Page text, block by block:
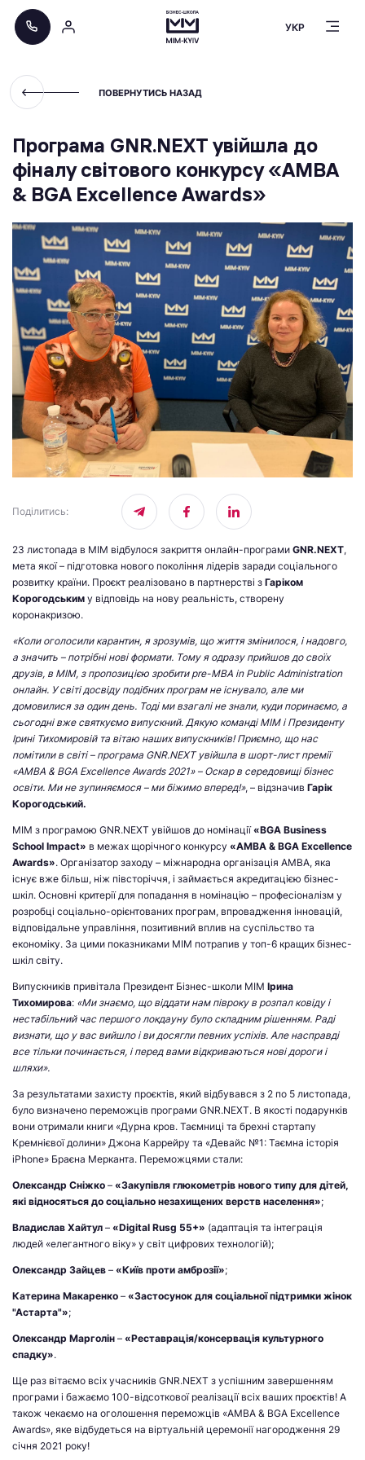
УКР
ПОВЕРНУТИСЬ НАЗАД
Програма GNR.NEXT увійшла до
фіналу світового конкурсу «AMBA
& BGA Excellence Awards»
Поділитись:
23 листопада в МІМ відбулося закриття онлайн-програми GNR.NEXT,
мета якої – підготовка нового покоління лідерів заради соціального
розвитку країни. Проєкт реалізовано в партнерстві з Гаріком
Корогодським у відповідь на нову реальність, створену
коронакризою.
«Коли оголосили карантин, я зрозумів, що життя змінилося, і надовго,
а значить – потрібні нові формати. Тому я одразу прийшов до своїх
друзів, в МІМ, з пропозицією зробити pre-MBA in Public Administration
онлайн. У світі досвіду подібних програм не існувало, але ми
домовилися за один день. Тоді ми взагалі не знали, куди поринаємо, а
сьогодні вже святкуємо випускний. Дякую команді МІМ і Президенту
Ірині Тихомировій та вітаю наших випускників! Приємно, що нас
помітили в світі – програма GNR.NEXT увійшла в шорт-лист премії
«AMBA & BGA Excellence Awards 2021» – Оскар в середовищі бізнес
освіти. Ми не зупиняємося – ми біжимо вперед!», – відзначив Гарік
Корогодський.
МІМ з програмою GNR.NEXT увійшов до номінації«BGA Business
School Impact» в межах щорічного конкурсу «AMBA & BGA Excellence
Awards». Організатор заходу – міжнародна організація АМВА, яка
існує вже більш, ніж півсторіччя, і займається акредитацією бізнес-
шкіл. Основні критерії для попадання в номінацію – професіоналізм у
розробці соціально-орієнтованих програм, впровадження інновацій,
відповідальне управління, позитивний вплив на суспільство та
економіку. За цими показниками МІМ потрапив у топ-6 кращих бізнес-
шкіл світу.
Випускників привітала Президент Бізнес-школи МІМ Ірина
Тихомирова: «Ми знаємо, що віддати нам півроку в розпал ковіду і
нестабільний час першого локдауну було складним рішенням. Раді
визнати, що у вас вийшло і ви досягли певних успіхів. Але насправді
все тільки починається, і перед вами відкриваються нові дороги і
шляхи».
За результатами захисту проєктів, який відбувався з 2 по 5 листопада,
було визначено переможців програми GNR.NEXT. В якості подарунків
вони отримали книги «Дурна кров. Таємниці та брехні стартапу
Кремнієвої долини» Джона Каррейру та «Девайс №1: Таємна історія
iPhone» Браєна Мерканта. Переможцями стали:
Олександр Сніжко – «Закупівля глюкометрів нового типу для дітей,
які відносяться до соціально незахищених верств населення»;
Владислав Хайтул – «Digital Rusg 55+» (адаптація та інтеграція
людей «елегантного віку» у світ цифрових технологій);
Олександр Зайцев – «Київ проти амброзії»;
Катерина Макаренко – «Застосунок для соціальної підтримки жінок
"Астарта"»;
Олександр Марголін – «Реставрація/консервація культурного
спадку».
Ще раз вітаємо всіх учасників GNR.NEXT з успішним завершенням
програми і бажаємо 100-відсоткової реалізації всіх ваших проєктів! А
також чекаємо на оголошення переможців «AMBA & BGA Excellence
Awards», яке відбудеться на віртуальній церемонії нагородження 29
січня 2021 року!